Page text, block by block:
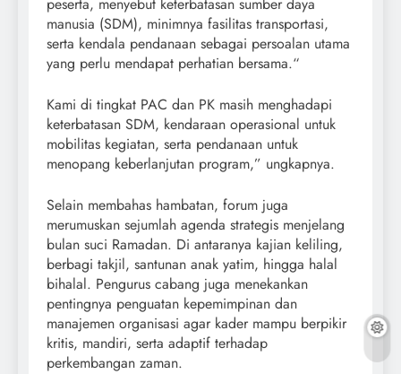
manusia (SDM), minimnya fasilitas transportasi,
serta kendala pendanaan sebagai persoalan utama
yang perlu mendapat perhatian bersama.“
Kami di tingkat PAC dan PK masih menghadapi
keterbatasan SDM, kendaraan operasional untuk
mobilitas kegiatan, serta pendanaan untuk
menopang keberlanjutan program,” ungkapnya.
Selain membahas hambatan, forum juga
merumuskan sejumlah agenda strategis menjelang
bulan suci Ramadan. Di antaranya kajian keliling,
berbagi takjil, santunan anak yatim, hingga halal
bihalal. Pengurus cabang juga menekankan
pentingnya penguatan kepemimpinan dan
manajemen organisasi agar kader mampu berpikir
kritis, mandiri, serta adaptif terhadap
perkembangan zaman.